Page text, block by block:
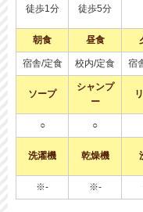
徒歩1分 徒歩5分
朝食 昼食
宿舎/定食 校内/定食 宿
ソープ
シャンプ
ー
○ ○
洗濯機 乾燥機
※- ※-